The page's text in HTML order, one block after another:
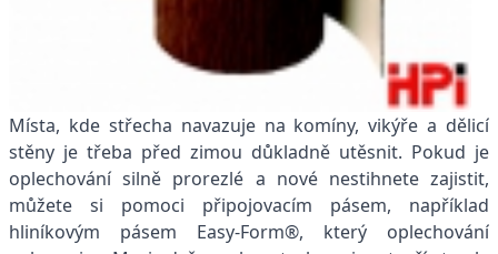
Místa, kde střecha navazuje na komíny, vikýře a dělicí
stěny je třeba před zimou důkladně utěsnit. Pokud je
oplechování silně prorezlé a nové nestihnete zajistit,
můžete si pomoci připojovacím pásem, například
hliníkovým pásem Easy-Form®, který oplechování